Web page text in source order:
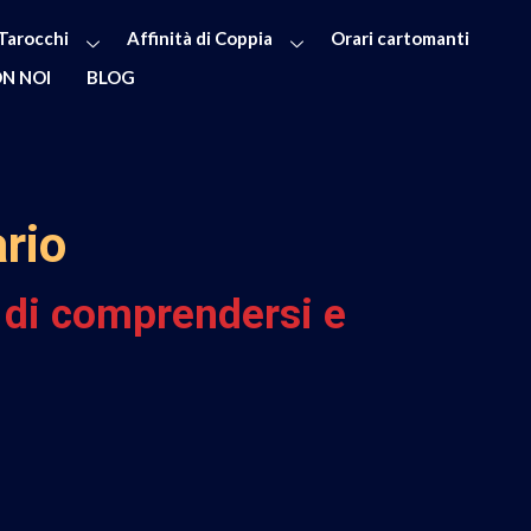
Affinità di Coppia
Orari cartomanti
NOI
BLOG
comprendersi e